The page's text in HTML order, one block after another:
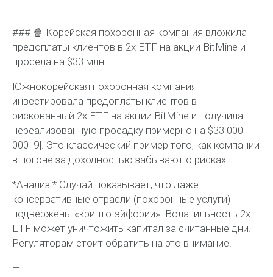
—
### 🍿 Корейская похоронная компания вложила
предоплаты клиентов в 2x ETF на акции BitMine и
просела на $33 млн
Южнокорейская похоронная компания
инвестировала предоплаты клиентов в
рискованный 2x ETF на акции BitMine и получила
нереализованную просадку примерно на $33 000
000 [9]. Это классический пример того, как компании
в погоне за доходностью забывают о рисках.
*Анализ:* Случай показывает, что даже
консервативные отрасли (похоронные услуги)
подвержены «крипто-эйфории». Волатильность 2x-
ETF может уничтожить капитал за считанные дни.
Регуляторам стоит обратить на это внимание.
—